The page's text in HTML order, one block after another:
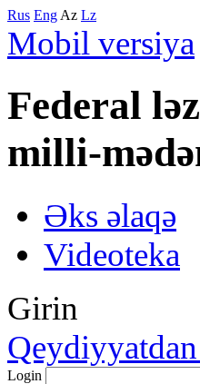
Rus Eng Az Lz
Mobil versiya
Federal
milli-
Əks əlaqə
Videoteka
Girin
Login